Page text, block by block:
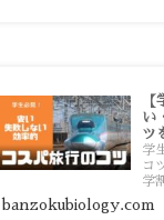
い
ツ
学
コ
学
ど
banzokubiology.com